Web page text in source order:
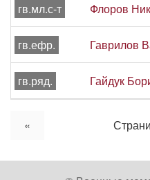
гв.мл.с-т Флоров
гв.ефр. Гаврилов
гв.ряд. Гайдук
«